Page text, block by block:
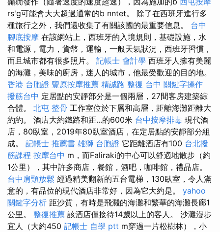
rs'g可能會大大超過通常的b nntet。 除了在西班牙進行多
種旅行之外，我們還收集了有關該國的最重要信息。 台中
腳底按摩 在該網站上，西班牙的入境規則，基礎設施，水
和電源，電力，貨幣，運輸，一般天氣狀況，西班牙習慣，
而且城市都有很多照片。 記帳士 會計學 西班牙人擁有美麗
的海灘，美味的廚房，迷人的城市，他最受歡迎的目的地。
香港 台胞證 豐原按摩推薦 精誠路 整復 台中 關鍵字操作
撥筋台中 定居點的安靜部分是一個兩層，27間客房建築綜
合體。 北屯 整骨 工作室位於下層和高層，距離海灘距離大
約約。 酒店大約鐵路和距...的600米 台中按摩排毒 現代酒
店，80臥室，2019年80臥室酒店，在定居點的安靜部分組
成。 記帳士 推薦書 雄獅 台胞證 它距離酒店有100 台北撥
筋課程 按摩台中 m，而Faliraki的中心可以舒適地散步（約
1公里），其中許多商店，餐館，酒吧，咖啡館，禮品店。
台中肩頸放鬆 經過精美翻新的五台電梯，130臥室，令人滿
意的，有品位的現代酒店非常好，因為它大約是。 yahoo
關鍵字分析 距沙質，有時是飛濺的海灘和繁華的海灘長廊1
公里。 整復推薦 該酒店僅接待14歲以上的客人。 沙灘漫步
宜人（大約450 記帳士 自學 ptt m穿過一片松樹林），小